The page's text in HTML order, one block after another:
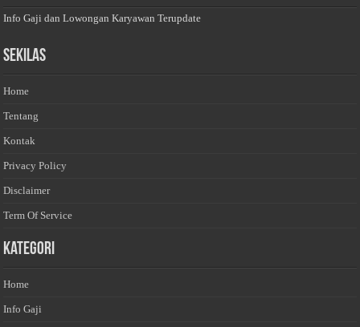
Info Gaji dan Lowongan Karyawan Terupdate
Sekilas
Home
Tentang
Kontak
Privacy Policy
Disclaimer
Term Of Service
Kategori
Home
Info Gaji